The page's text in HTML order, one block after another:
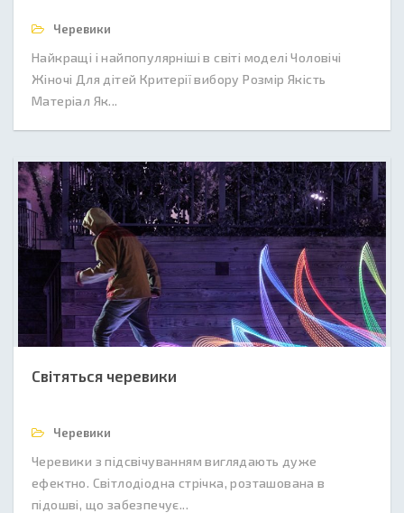
Черевики
Найкращі і найпопулярніші в світі моделі Чоловічі
Жіночі Для дітей Критерії вибору Розмір Якість
Матеріал Як...
Світяться черевики
Черевики
Черевики з підсвічуванням виглядають дуже
ефектно. Світлодіодна стрічка, розташована в
підошві, що забезпечує...